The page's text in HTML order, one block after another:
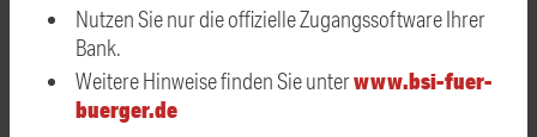
Nutzen Sie nur die offizielle Zugangssoftware Ihrer
Bank.
Weitere Hinweise finden Sie unterwww.bsi-fuer-
buerger.de